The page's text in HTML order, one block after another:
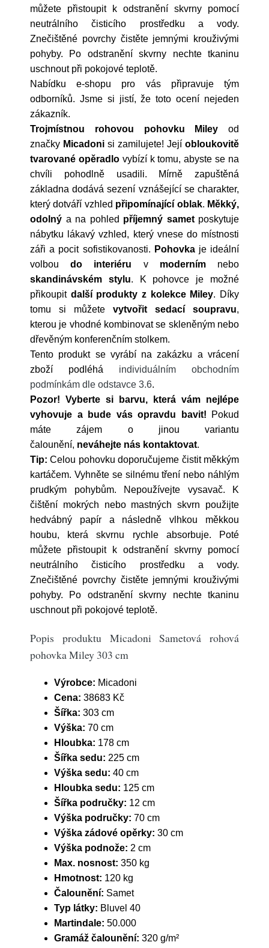
můžete přistoupit k odstranění skvrny pomocí
neutrálního čisticího prostředku a vody.
Znečištěné povrchy čistěte jemnými krouživými
pohyby. Po odstranění skvrny nechte tkaninu
uschnout při pokojové teplotě.
Nabídku e-shopu pro vás připravuje tým
odborníků. Jsme si jistí, že toto ocení nejeden
zákazník.
Trojmístnou rohovou pohovku Miley od
značky Micadoni si zamilujete! Její obloukovitě
tvarované opěradlovybízí k tomu, abyste se na
chvíli pohodlně usadili. Mírně zapuštěná
základna dodává sezení vznášející se charakter,
který dotváří vzhled připomínající oblak. Měkký,
odolný a na pohled příjemný sametposkytuje
nábytku lákavý vzhled, který vnese do místnosti
záři a pocit sofistikovanosti. Pohovkaje ideální
volbou do interiéru v modernímnebo
skandinávském stylu. K pohovce je možné
přikoupit další produkty z kolekce Miley. Díky
tomu si můžete vytvořit sedací soupravu,
kterou je vhodné kombinovat se skleněným nebo
dřevěným konferenčním stolkem.
Tento produkt se vyrábí na zakázku a vrácení
zboží podléhá individuálním obchodním
podmínkám dle odstavce 3.6.
Pozor! Vyberte si barvu, která vám nejlépe
vyhovuje a bude vás opravdu bavit! Pokud
máte zájem o jinou variantu
čalounění, neváhejte nás kontaktovat.
Tip: Celou pohovku doporučujeme čistit měkkým
kartáčem. Vyhněte se silnému tření nebo náhlým
prudkým pohybům. Nepoužívejte vysavač. K
čištění mokrých nebo mastných skvrn použijte
hedvábný papír a následně vlhkou měkkou
houbu, která skvrnu rychle absorbuje. Poté
můžete přistoupit k odstranění skvrny pomocí
neutrálního čisticího prostředku a vody.
Znečištěné povrchy čistěte jemnými krouživými
pohyby. Po odstranění skvrny nechte tkaninu
uschnout při pokojové teplotě.
Popis produktu Micadoni Sametová rohová
pohovka Miley 303 cm
Výrobce: Micadoni
Cena: 38683 Kč
Šířka: 303 cm
Výška: 70 cm
Hloubka: 178 cm
Šířka sedu: 225 cm
Výška sedu: 40 cm
Hloubka sedu: 125 cm
Šířka područky: 12 cm
Výška područky: 70 cm
Výška zádové opěrky: 30 cm
Výška podnože: 2 cm
Max. nosnost: 350 kg
Hmotnost: 120 kg
Čalounění: Samet
Typ látky: Bluvel 40
Martindale: 50.000
Gramáž čalounění: 320 g/m²